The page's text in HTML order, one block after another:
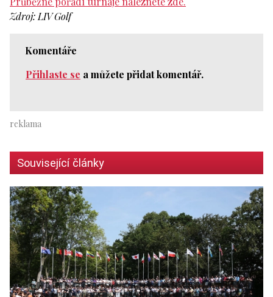
Zdroj: LIV Golf
Komentáře
Přihlaste se a můžete přidat komentář.
Související články